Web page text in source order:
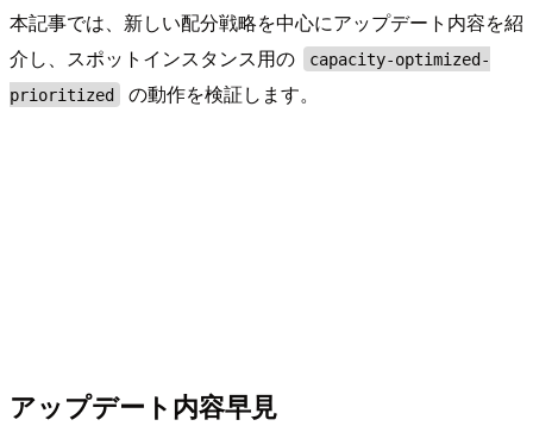
本記事では、新しい配分戦略を中心にアップデート内容を紹
介し、スポットインスタンス用の
capacity-optimized-
prioritized
の動作を検証します。
アップデート内容早見